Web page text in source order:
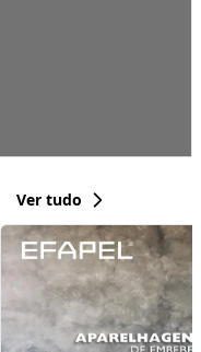
Ver tudo